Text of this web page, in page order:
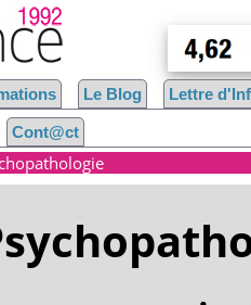
Le Blog Lettre
Cont@ct